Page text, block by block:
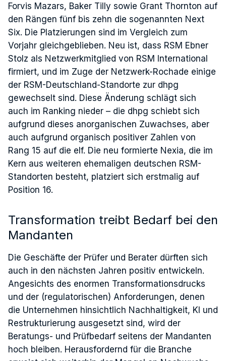
Forvis Mazars, Baker Tilly sowie Grant Thornton auf
den Rängen fünf bis zehn die sogenannten Next
Six. Die Platzierungen sind im Vergleich zum
Vorjahr gleichgeblieben. Neu ist, dass RSM Ebner
Stolz als Netzwerkmitglied von RSM International
firmiert, und im Zuge der Netzwerk-Rochade einige
der RSM-Deutschland-Standorte zur dhpg
gewechselt sind. Diese Änderung schlägt sich
auch im Ranking nieder – die dhpg schiebt sich
aufgrund dieses anorganischen Zuwachses, aber
auch aufgrund organisch positiver Zahlen von
Rang 15 auf die elf. Die neu formierte Nexia, die im
Kern aus weiteren ehemaligen deutschen RSM-
Standorten besteht, platziert sich erstmalig auf
Position 16.
Transformation treibt Bedarf bei den
Mandanten
Die Geschäfte der Prüfer und Berater dürften sich
auch in den nächsten Jahren positiv entwickeln.
Angesichts des enormen Transformationsdrucks
und der (regulatorischen) Anforderungen, denen
die Unternehmen hinsichtlich Nachhaltigkeit, KI und
Restrukturierung ausgesetzt sind, wird der
Beratungs- und Prüfbedarf seitens der Mandanten
hoch bleiben. Herausfordernd für die Branche